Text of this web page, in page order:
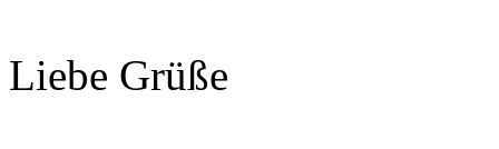
Liebe Grüße